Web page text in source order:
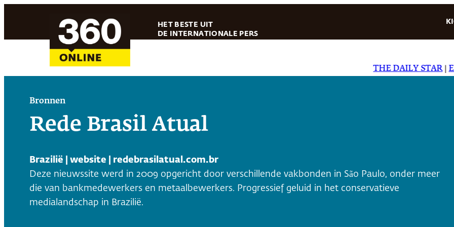
HET BESTE UIT
DE INTERNATIONALE PERS
THE DAILY STAR|EL
Bronnen
Rede Brasil Atual
Brazilië | website | redebrasilatual.com.br
Deze nieuwssite werd in 2009 opgericht door verschillende vakbonden in São Paulo, onder meer
die van bankmedewerkers en metaalbewerkers. Progressief geluid in het conservatieve
medialandschap in Brazilië.